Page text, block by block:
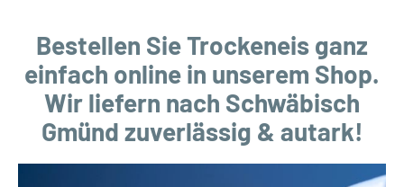
Bestellen Sie Trockeneis ganz
einfach online in unserem Shop.
Wir liefern nach Schwäbisch
Gmünd zuverlässig & autark!